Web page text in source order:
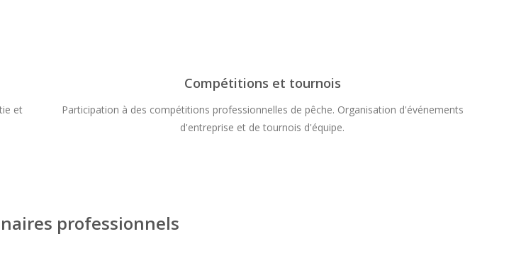
et
Compétitions et tournois
Participation à des compétitions professionnelles de pêche. Organisation d'événements
d'entreprise et de tournois d'équipe.
professionnels